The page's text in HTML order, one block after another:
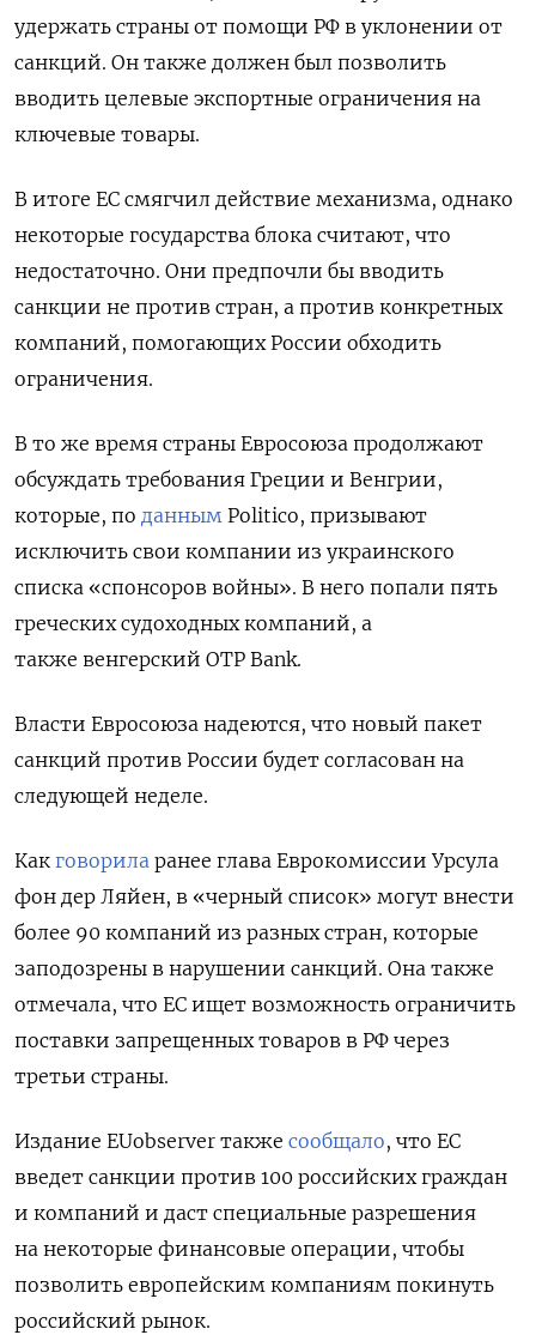
удержать страны от помощи РФ в уклонении от
санкций. Он также должен был позволить
вводить целевые экспортные ограничения на
ключевые товары.
В итоге ЕС смягчил действие механизма, однако
некоторые государства блока считают, что
недостаточно. Они предпочли бы вводить
санкции не против стран, а против конкретных
компаний, помогающих России обходить
ограничения.
В то же время страны Евросоюза продолжают
обсуждать требования Греции и Венгрии,
которые, по данным Politico, призывают
исключить свои компании из украинского
списка «спонсоров войны». В него попали пять
греческих судоходных компаний, а
также венгерский OTP Bank.
Власти Евросоюза надеются, что новый пакет
санкций против России будет согласован на
следующей неделе.
Как говорила ранее глава Еврокомиссии Урсула
фон дер Ляйен, в «черный список» могут внести
более 90 компаний из разных стран, которые
заподозрены в нарушении санкций. Она также
отмечала, что ЕС ищет возможность ограничить
поставки запрещенных товаров в РФ через
третьи страны.
Издание EUobserver также сообщало, что ЕС
введет санкции против 100 российских граждан
и компаний и даст специальные разрешения
на некоторые финансовые операции, чтобы
позволить европейским компаниям покинуть
российский рынок.